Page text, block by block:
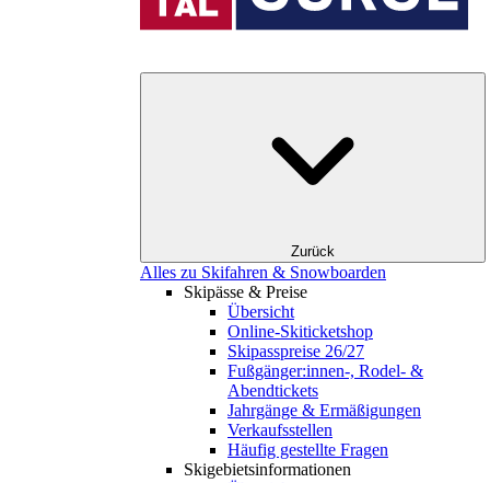
Zurück
Alles zu Skifahren & Snowboarden
Skipässe & Preise
Übersicht
Online-Skiticketshop
Skipasspreise 26/27
Fußgänger:innen-, Rodel- &
Abendtickets
Jahrgänge & Ermäßigungen
Verkaufsstellen
Häufig gestellte Fragen
Skigebiets­informationen